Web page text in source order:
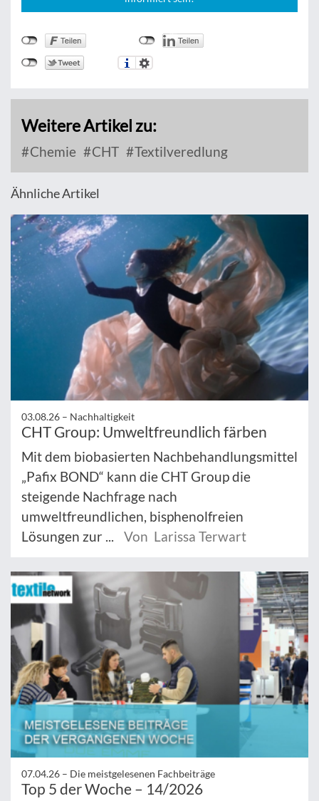
Weitere Artikel zu:
Chemie CHT Textilveredlung
Ähnliche Artikel
03.08.26 – Nachhaltigkeit
CHT Group: Umweltfreundlich färben
Mit dem biobasierten Nachbehandlungsmittel
„Pafix BOND“ kann die CHT Group die
steigende Nachfrage nach
umweltfreundlichen, bisphenolfreien
Lösungen zur ...
Von Larissa Terwart
07.04.26 – Die meistgelesenen Fachbeiträge
Top 5 der Woche – 14/2026